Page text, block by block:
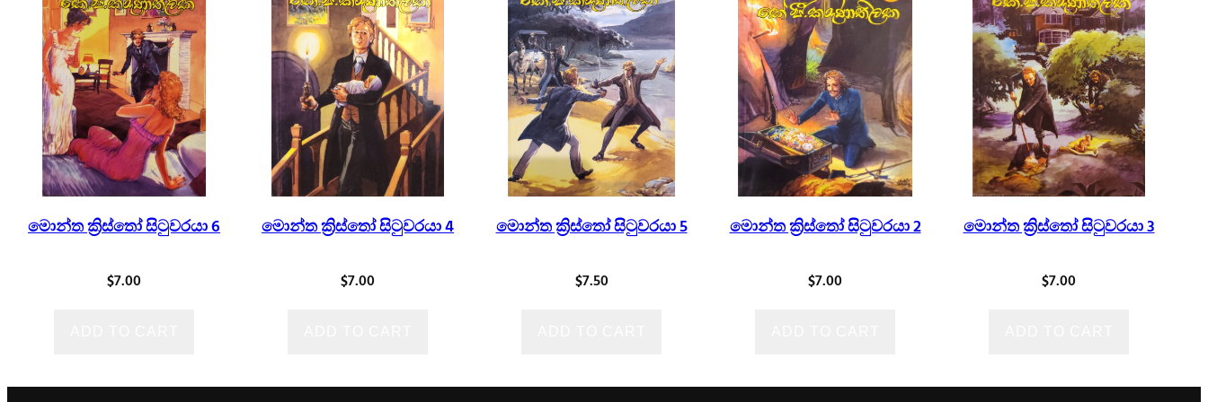
මොන්ත ක්‍රිස්තෝ සිටුවරයා 6
$7.00
මොන්ත ක්‍රිස්තෝ සිටුවරයා 4
$7.00
මොන්ත ක්‍රිස්තෝ සිටුවරයා 5
$7.50
මොන්ත ක්‍රිස්තෝ සිටුවරයා 2
$7.00
මොන්ත ක්‍රිස්තෝ සිටුවරයා 3
$7.00